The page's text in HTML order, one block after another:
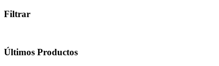
Filtrar
Últimos Productos